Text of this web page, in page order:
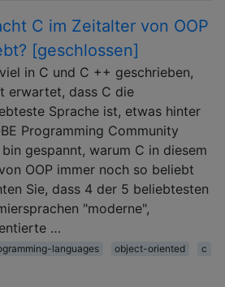
C im Zeitalter von OOP
[geschlossen]
in C und C ++ geschrieben,
erwartet, dass C die
Sprache ist, etwas hinter
Programming Community
gespannt, warum C in diesem
OOP immer noch so beliebt
Sie, dass 4 der 5 beliebtesten
"moderne",
…
languages object-oriented c